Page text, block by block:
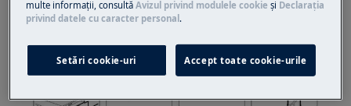
multe informaţii, consultăAvizul privind modulele cookie și Declaraţia
privind datele cu caracter personal .
Setări cookie-uri Accept toate cookie-urile